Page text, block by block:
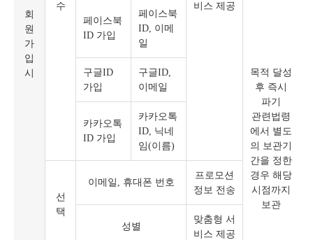
회
원
가
입
시
수
비스 제공
목적 달성
후 즉시
파기
관련법령
에서 별도
의 보관기
간을 정한
경우 해당
시점까지
보관
페이스북
ID 가입
페이스북
ID, 이메
일
구글ID
가입
구글ID,
이메일
카카오톡
ID 가입
카카오톡
ID, 닉네
임(이름)
선
택
이메일, 휴대폰 번호
프로모션
정보 전송
성별
맞춤형 서
비스 제공